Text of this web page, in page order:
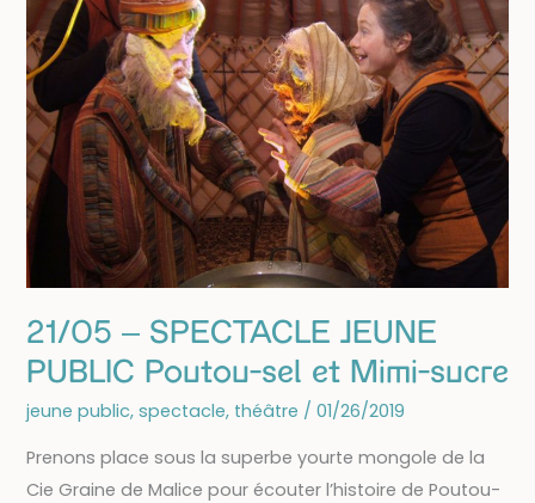
[Spectacle
complet]
21/05 – SPECTACLE JEUNE
PUBLIC Poutou-sel et Mimi-sucre
jeune public, spectacle, théâtre / 01/26/2019
Prenons place sous la superbe yourte mongole de la
Cie Graine de Malice pour écouter l’histoire de Poutou-